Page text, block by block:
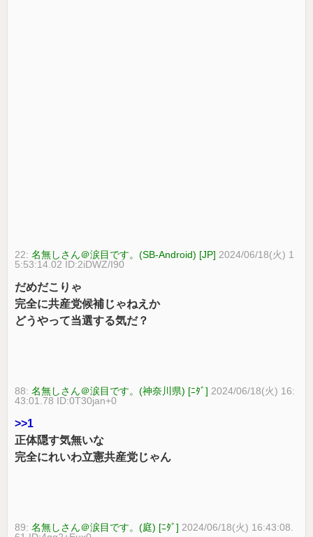
22:名無しさん＠涙目です。(SB-Android) [JP] 2024/06/18(火) 1
5:53:14.02 ID:2iDWZ/I90
だめだこりゃ
完全に共産党候補じゃねえか
どうやって当選する気だ？
88:名無しさん＠涙目です。(神奈川県) [ﾆﾀﾞ] 2024/06/18(火) 16:
43:01.78 ID:0T30jan+0
>>1
正体隠す気無いな
完全にれいわ立憲共産党じゃん
89:名無しさん＠涙目です。(庭) [ﾆﾀﾞ] 2024/06/18(火) 16:43:08.